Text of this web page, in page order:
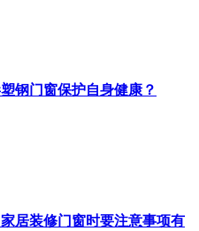
钢门窗保护自身健康？
居装修门窗时要注意事项有